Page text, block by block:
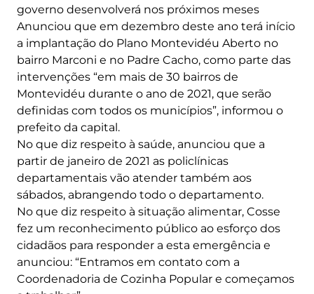
governo desenvolverá nos próximos meses
Anunciou que em dezembro deste ano terá início
a implantação do Plano Montevidéu Aberto no
bairro Marconi e no Padre Cacho, como parte das
intervenções “em mais de 30 bairros de
Montevidéu durante o ano de 2021, que serão
definidas com todos os municípios”, informou o
prefeito da capital.
No que diz respeito à saúde, anunciou que a
partir de janeiro de 2021 as policlínicas
departamentais vão atender também aos
sábados, abrangendo todo o departamento.
No que diz respeito à situação alimentar, Cosse
fez um reconhecimento público ao esforço dos
cidadãos para responder a esta emergência e
anunciou: “Entramos em contato com a
Coordenadoria de Cozinha Popular e começamos